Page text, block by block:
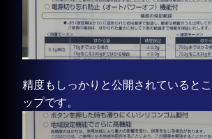
精度もしっかりと公開されていると
ップです。